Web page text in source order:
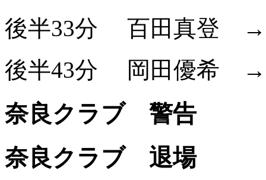
後半33分
百田真登
後半43分
岡田優希
奈良クラブ 警告
奈良クラブ 退場